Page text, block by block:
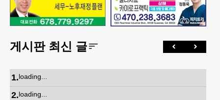
게시판 최신 글
1.loading...
2.loading...